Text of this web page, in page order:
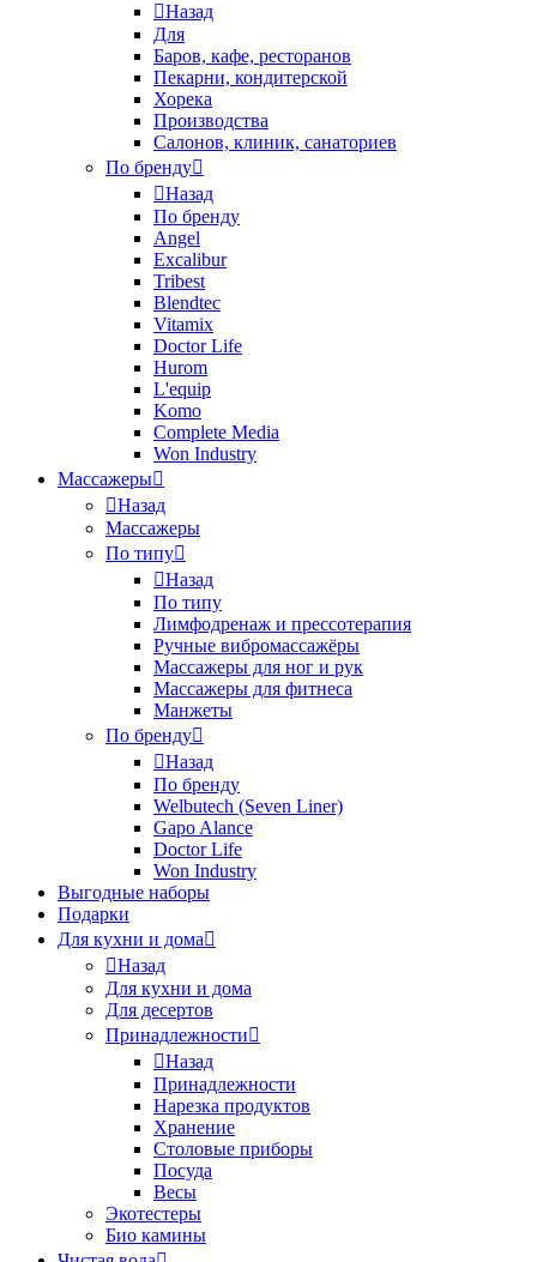
Назад
Для
Баров, кафе, ресторанов
Пекарни, кондитерской
Хорека
Производства
Салонов, клиник, санаториев
По бренду
Назад
По бренду
Angel
Excalibur
Tribest
Blendtec
Vitamix
Doctor Life
Hurom
L'equip
Komo
Complete Media
Won Industry
Массажеры
Назад
Массажеры
По типу
Назад
По типу
Лимфодренаж и прессотерапия
Ручные вибромассажёры
Массажеры для ног и рук
Массажеры для фитнеса
Манжеты
По бренду
Назад
По бренду
Welbutech (Seven Liner)
Gapo Alance
Doctor Life
Won Industry
Выгодные наборы
Подарки
Для кухни и дома
Назад
Для кухни и дома
Для десертов
Принадлежности
Назад
Принадлежности
Нарезка продуктов
Хранение
Столовые приборы
Посуда
Весы
Экотестеры
Био камины